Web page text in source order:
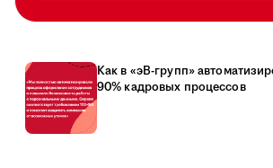
Как в «эВ-групп»
90% кадровых процессов